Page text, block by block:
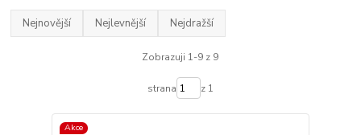
Nejnovější Nejlevnější Nejdražší
Zobrazuji 1-9 z 9
strana z 1
Akce